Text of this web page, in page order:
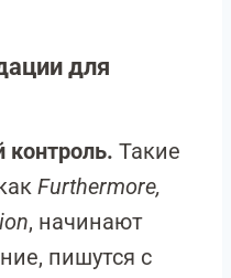
для
контроль. Такие
Furthermore,
, начинают
пишутся с